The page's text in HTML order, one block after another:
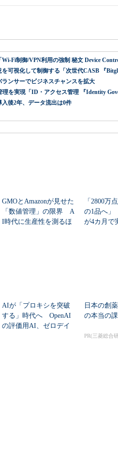
Fi制御/VPN利用の強制 秘文 Device
可視化して制御する「次世代CASB 『
ンサーでビジネスチャンスを拡大
を実現「ID・アクセス管理 『Identity
後2年、データ流出は0件
GMOとAmazonが見せた
「数値管理」の限界 A
I時代に生産性を測るほ
「2800万
の1品へ
が4カ月で
AIが「プロキシを突破
する」時代へ OpenAI
の評価用AI、ゼロデイ
日本の創
の本当の
PR(三菱総合